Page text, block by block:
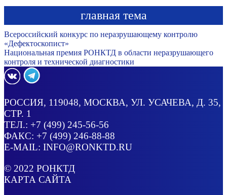
главная тема
Всероссийский конкурс по неразрушающему контролю
«Дефектоскопист»
Национальная премия РОНКТД в области неразрушающего
контроля и технической диагностики
РОССИЯ, 119048, МОСКВА, УЛ. УСАЧЕВА, Д. 35,
СТР. 1
ТЕЛ.: +7 (499) 245-56-56
ФАКС: +7 (499) 246-88-88
E-MAIL: INFO@RONKTD.RU
© 2022 РОНКТД
КАРТА САЙТА